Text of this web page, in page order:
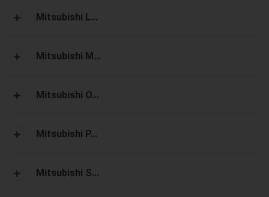
Mitsubishi L...
Mitsubishi M...
Mitsubishi O...
Mitsubishi P...
Mitsubishi S...